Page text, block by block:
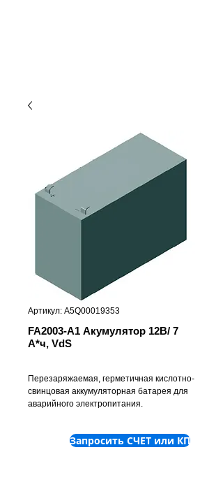
Артикул: A5Q00019353
FA2003-A1 Акумулятор 12В/ 7
А*ч, VdS
Перезаряжаемая, герметичная кислотно-
свинцовая аккумуляторная батарея для
аварийного электропитания.
Запросить СЧЕТ или КП